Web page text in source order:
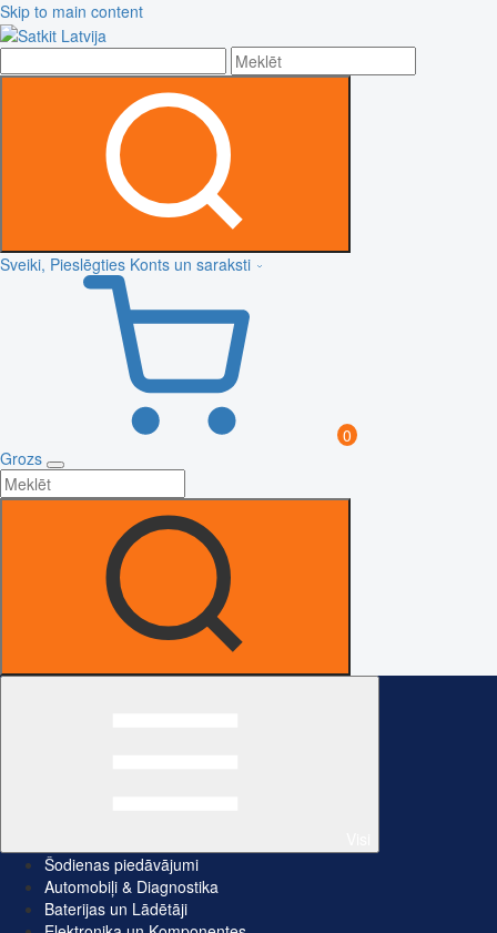
Skip to main content
Sveiki, Pieslēgties Konts un saraksti
0
Grozs
Šodienas piedāvājumi
Automobiļi & Diagnostika
Baterijas un Lādētāji